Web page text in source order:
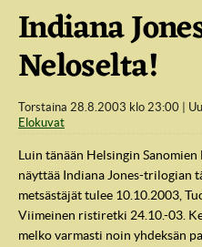
Indiana
Neloselta!
Torstaina 28.8.2003 klo 23:00
Elokuvat
Luin tänään Helsingin
näyttää Indiana Jones-trilogian
metsästäjät tulee 10.10.2003,
Viimeinen ristiretki 24.10.-03.
melko varmasti noin yhdeksän